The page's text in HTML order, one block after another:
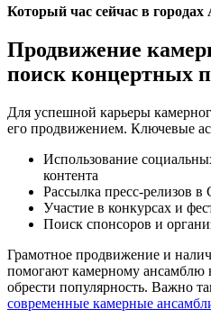
Который час сейчас в городах
Продвижение
поиск концертных
Для успешной карьеры
его продвижением. Ключевые
Использование
контента
Рассылка пресс-релизов
Участие в конкурсах и
Поиск спонсоров и
Грамотное продвижение и
помогают камерному ансамблю
обрести популярность. Важно
современные камерные